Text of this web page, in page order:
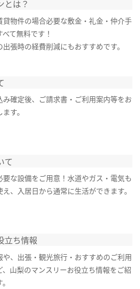
とは？
貸物件の場合必要な敷金・礼金・仲介手
て無料です！
出張時の経費削減にもおすすめです。
み確定後、ご請求書・ご利用案内等をお
す。
て
要な設備をご用意！水道やガス・電気も
え、入居日から通常に生活ができます。
立ち情報
や、出張・観光旅行・おすすめのご利用
、山梨のマンスリーお役立ち情報をご紹